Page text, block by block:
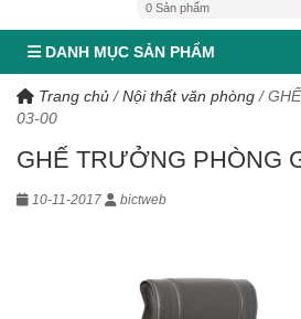
0 Sản phẩm
DANH MỤC SẢN PHẨM
Trang chủ /Nội thất văn phòng /
03-00
GHẾ TRƯỞNG PHÒNG
10-11-2017 bictweb